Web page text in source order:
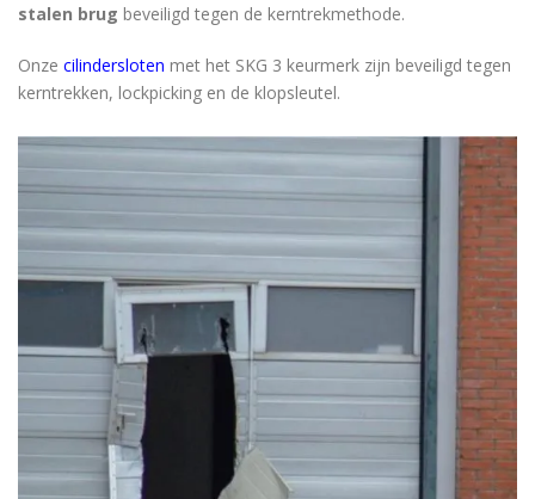
stalen brug beveiligd tegen de kerntrekmethode.
Onze cilindersloten met het SKG 3 keurmerk zijn beveiligd tegen
kerntrekken, lockpicking en de klopsleutel.